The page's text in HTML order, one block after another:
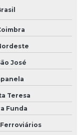
José
Teresa
Funda